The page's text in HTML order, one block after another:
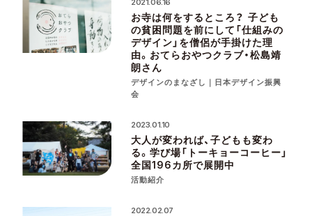
お寺は何をするところ？ 子ども
の貧困問題を前にして「仕組みの
デザイン」を僧侶が手掛けた理
由。おてらおやつクラブ・松島靖
朗さん
デザインのまなざし｜日本デザイン振興
会
2023.01.10
大人が変われば、子どもも変わ
る。学び場「トーキョーコーヒー」
全国196カ所で展開中
活動紹介
2022.02.07